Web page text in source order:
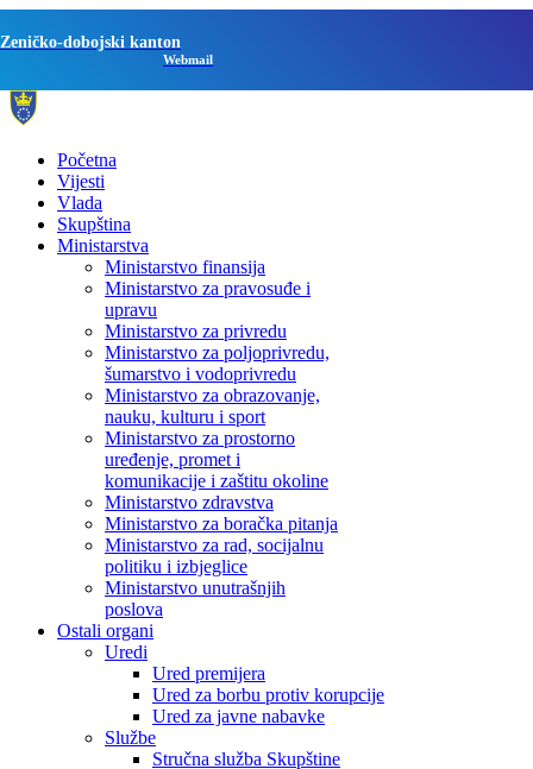
Zeničko-dobojski kanton
Webmail
Početna
Vijesti
Vlada
Skupština
Ministarstva
Ministarstvo finansija
Ministarstvo za pravosuđe i
upravu
Ministarstvo za privredu
Ministarstvo za poljoprivredu,
šumarstvo i vodoprivredu
Ministarstvo za obrazovanje,
nauku, kulturu i sport
Ministarstvo za prostorno
uređenje, promet i
komunikacije i zaštitu okoline
Ministarstvo zdravstva
Ministarstvo za boračka pitanja
Ministarstvo za rad, socijalnu
politiku i izbjeglice
Ministarstvo unutrašnjih
poslova
Ostali organi
Uredi
Ured premijera
Ured za borbu protiv korupcije
Ured za javne nabavke
Službe
Stručna služba Skupštine